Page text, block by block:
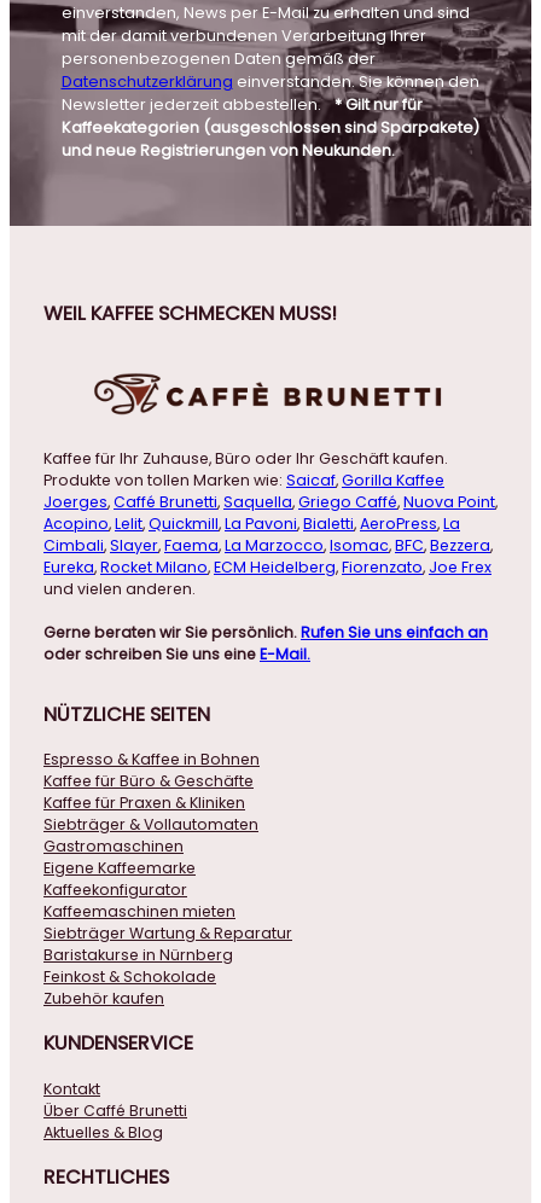
einverstanden, News per E-Mail zu erhalten und sind
mit der damit verbundenen Verarbeitung Ihrer
personenbezogenen Daten gemäß der
Datenschutzerklärung einverstanden. Sie können den
Newsletter jederzeit abbestellen.* Gilt nur für
Kaffeekategorien (ausgeschlossen sind Sparpakete)
und neue Registrierungen von Neukunden.
WEIL KAFFEE SCHMECKEN MUSS!
Kaffee für Ihr Zuhause, Büro oder Ihr Geschäft kaufen.
Produkte von tollen Marken wie: Saicaf,Gorilla Kaffee
Joerges,Caffé Brunetti,Saquella,Griego Caffé,Nuova Point,
Acopino,Lelit,Quickmill,La Pavoni,Bialetti,AeroPress,La
Cimbali,Slayer,Faema,La Marzocco,Isomac,BFC,Bezzera,
Eureka,Rocket Milano,ECM Heidelberg,Fiorenzato, Joe Frex
und vielen anderen.
Gerne beraten wir Sie persönlich.Rufen Sie uns einfach an
oder schreiben Sie uns eineE-Mail.
NÜTZLICHE SEITEN
Espresso & Kaffee in Bohnen
Kaffee für Büro & Geschäfte
Kaffee für Praxen & Kliniken
Siebträger & Vollautomaten
Gastromaschinen
Eigene Kaffeemarke
Kaffeekonfigurator
Kaffeemaschinen mieten
Siebträger Wartung & Reparatur
Baristakurse in Nürnberg
Feinkost & Schokolade
Zubehör kaufen
KUNDENSERVICE
Kontakt
Über Caffé Brunetti
Aktuelles & Blog
RECHTLICHES